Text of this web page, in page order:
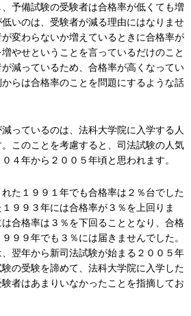
予備試験の受験者は合格率が低くても増
いのは、受験者が減る理由にはなりませ
変わらないか増えているときに合格率が
やせということを言っているだけのこと
減っているため、合格率が高くなってい
らは合格率のことを問題にするような話
っているのは、法科大学院に入学する人
このことを考慮すると、司法試験の人気
４年から２００５年頃と思われます。
た１９９１年でも合格率は２％台でした
９９３年には合格率が３％を上回りま
合格率は３％を下回ることとなり、合格
９９年でも３％には届きませんでした。
翌年から新司法試験が始まる２００５年
の受験を諦めて、法科大学院に入学した
者はあまりいなかったことを指摘してお